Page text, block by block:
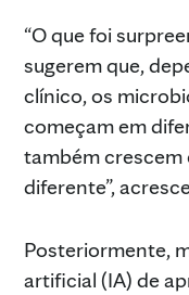
“O que foi
sugerem que,
clínico, os
começam em
também crescem
diferente”,
Posteriormente,
artificial (IA) de